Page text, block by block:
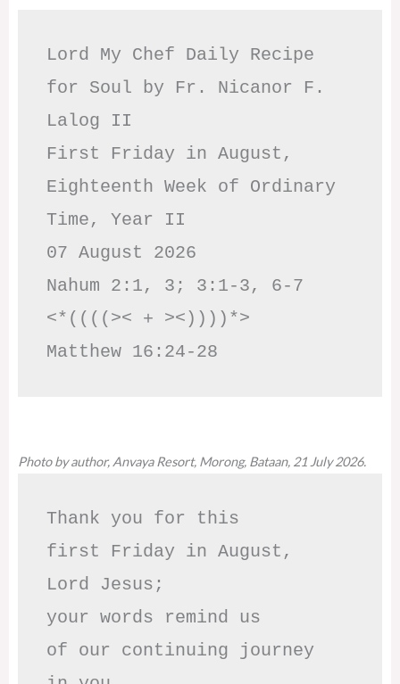
Lord My Chef Daily Recipe
for Soul by Fr. Nicanor F.
Lalog II
First Friday in August,
Eighteenth Week of Ordinary
Time, Year II
07 August 2026
Nahum 2:1, 3; 3:1-3, 6-7
<*((((>< + ><))))*>
Matthew 16:24-28
Photo by author, Anvaya Resort, Morong, Bataan, 21 July 2026.
Thank you for this
first Friday in August,
Lord Jesus;
your words remind us
of our continuing journey